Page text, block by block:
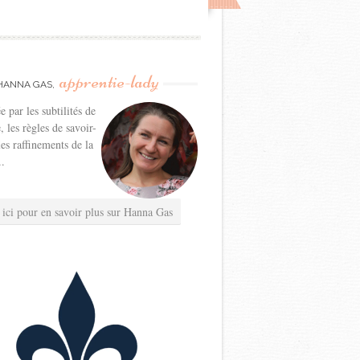
GAS, apprentie-lady
par les subtilités de
les règles de savoir-
raffinements de la
pour en savoir plus sur Hanna Gas